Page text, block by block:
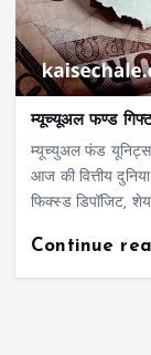
म्यूच्यूअल फण्ड
म्यूच्युअल फंड यूनिट्स
आज की वित्तीय
फिक्स्ड डिपॉजिट,
Continue